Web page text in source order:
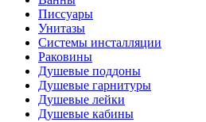
Писсуары
Унитазы
Системы инсталляции
Раковины
Душевые поддоны
Душевые гарнитуры
Душевые лейки
Душевые кабины